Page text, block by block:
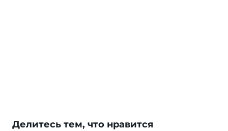
Делитесь тем, что нравится